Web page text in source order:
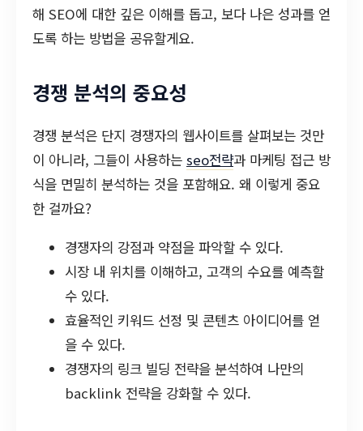
해 SEO에 대한 깊은 이해를 돕고, 보다 나은 성과를 얻
도록 하는 방법을 공유할게요.
경쟁 분석의 중요성
경쟁 분석은 단지 경쟁자의 웹사이트를 살펴보는 것만
이 아니라, 그들이 사용하는 seo전략과 마케팅 접근 방
식을 면밀히 분석하는 것을 포함해요. 왜 이렇게 중요
한 걸까요?
경쟁자의 강점과 약점을 파악할 수 있다.
시장 내 위치를 이해하고, 고객의 수요를 예측할
수 있다.
효율적인 키워드 선정 및 콘텐츠 아이디어를 얻
을 수 있다.
경쟁자의 링크 빌딩 전략을 분석하여 나만의
backlink 전략을 강화할 수 있다.